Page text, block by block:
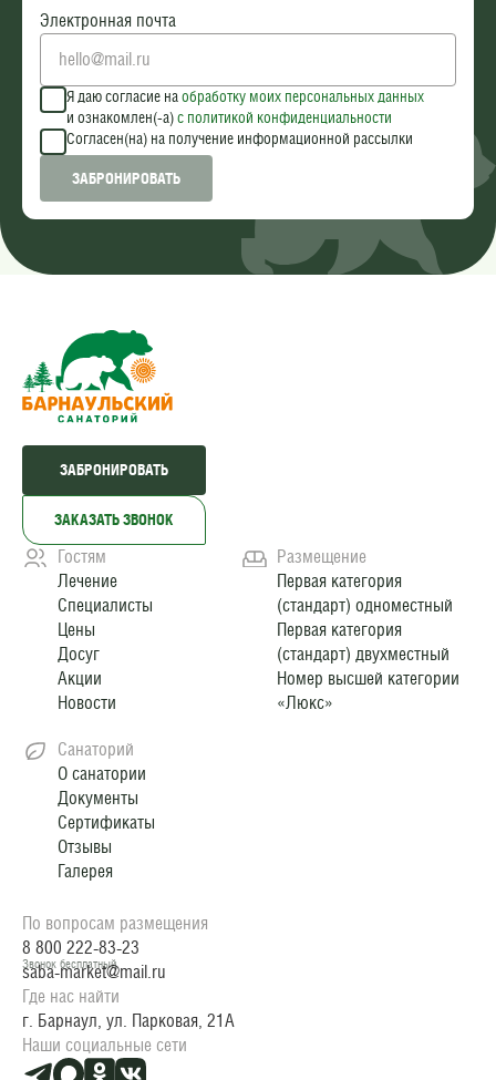
Электронная почта
Я даю согласие наобработку моих персональных данных
и ознакомлен(-а)c политикой конфиденциальности
Согласен(на) на получение информационной рассылки
ЗАБРОНИРОВАТЬ
ЗАБРОНИРОВАТЬ
ЗАКАЗАТЬ ЗВОНОК
Гостям
Лечение
Специалисты
Цены
Досуг
Акции
Новости
Размещение
Первая категория
(стандарт) одноместный
Первая категория
(стандарт) двухместный
Номер высшей категории
«Люкс»
Санаторий
О санатории
Документы
Сертификаты
Отзывы
Галерея
По вопросам размещения
8 800 222-83-23
Звонок бесплатный
saba-market@mail.ru
Где нас найти
г. Барнаул, ул. Парковая, 21А
Наши социальные сети